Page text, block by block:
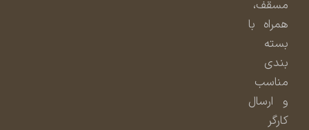
مسقف،
همراه با
بسته
بندی
مناسب
و ارسال